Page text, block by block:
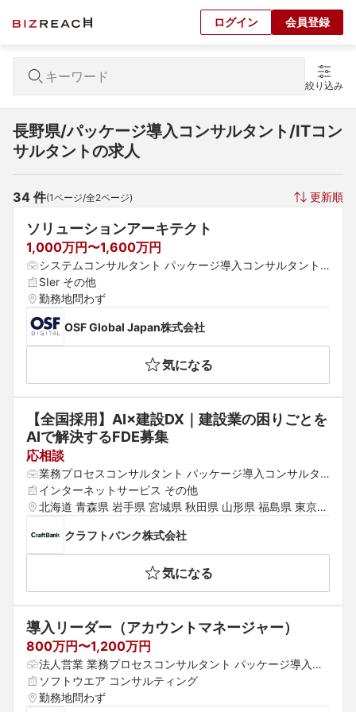
ログイン 会員登録
絞り込み
長野県/パッケージ導入コンサルタント/ITコン
サルタントの求人
34 件(1ページ/全2ページ) 更新順
ソリューションアーキテクト
1,000万円〜1,600万円
システムコンサルタント パッケージ導入コンサルタント
プロジェクトマネージャー（Web・オープン系）
SIer その他
勤務地問わず
OSF Global Japan株式会社
気になる
【全国採用】AI×建設DX｜建設業の困りごとを
AIで解決するFDE募集
応相談
業務プロセスコンサルタント パッケージ導入コンサルタ
ント
インターネットサービス その他
北海道 青森県 岩手県 宮城県 秋田県 山形県 福島県 東京都
県 岐阜県 三重県 山梨県 新潟県 富山県 石川県 福井県 長
野県 大阪府 京都府 兵庫県 滋賀県 奈良県 和歌山県 鳥取県
島根県 岡山県 広島県 山口県 徳島県 香川県 愛媛県 高知県
福岡県 佐賀県 長崎県 熊本県 大分県 宮崎県 鹿児島県
クラフトバンク株式会社
気になる
導入リーダー（アカウントマネージャー）
800万円〜1,200万円
法人営業 業務プロセスコンサルタント パッケージ導入コ
ンサルタント
ソフトウエア コンサルティング
勤務地問わず